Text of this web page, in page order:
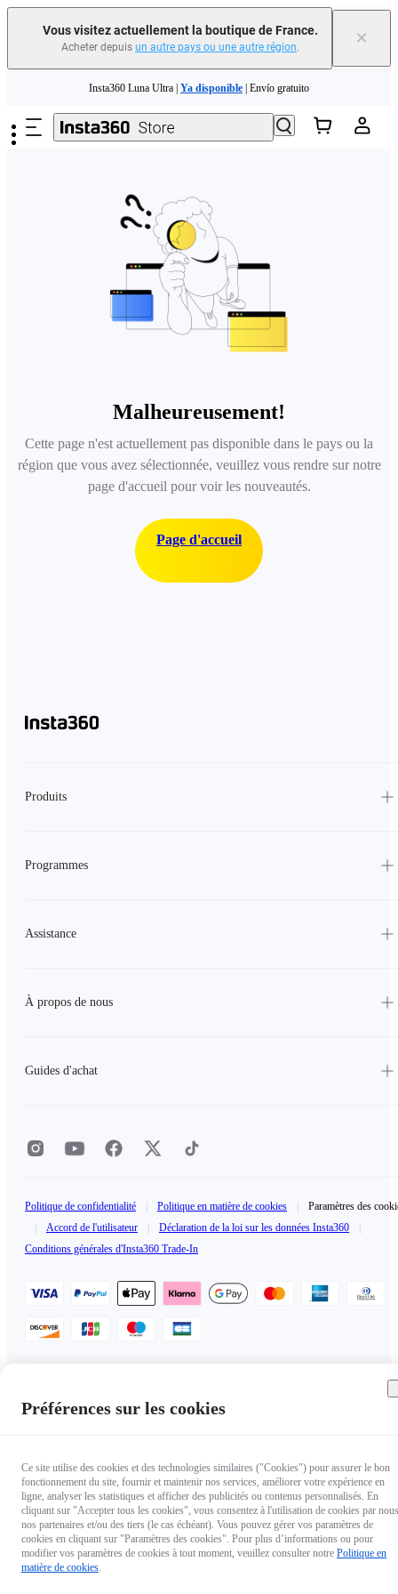
Vous visitez actuellement la boutique de France.
Acheter depuis un autre pays ou une autre région. ×
Need shopping help? | Chat with our experts now!
Insta360 Luna Ultra | Ya disponible | Envío gratuito
Malheureusement!
Cette page n'est actuellement pas disponible dans le pays ou la
région que vous avez sélectionnée, veuillez vous rendre sur notre
page d'accueil pour voir les nouveautés.
Page d'accueil
Produits
Programmes
Assistance
À propos de nous
Guides d'achat
Politique de confidentialité Politique en matière de cookies
Paramètres des
Accord de l'utilisateur Déclaration de la loi sur les données Insta360
Conditions générales d'Insta360 Trade-In
Copyright © 2025 Insta360 All rights reserved.
Préférences sur les cookies
Ce site utilise des cookies et des technologies similaires ("Cookies") pour assurer le bon
fonctionnement du site, fournir et maintenir nos services, améliorer votre expérience en
ligne, analyser les statistiques et afficher des publicités ou contenus personnalisés. En
cliquant sur "Accepter tous les cookies", vous consentez à l'utilisation de cookies par
nos partenaires et/ou des tiers (le cas échéant). Vous pouvez gérer vos paramètres de
cookies en cliquant sur "Paramètres des cookies". Pour plus d’informations ou pour
modifier vos paramètres de cookies à tout moment, veuillez consulter notre Politique en
matière de cookies.